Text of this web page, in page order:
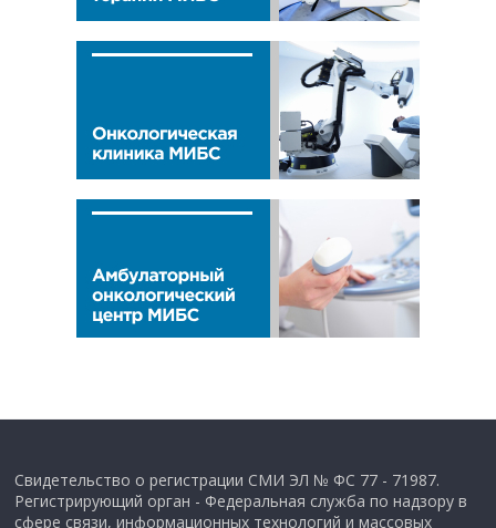
Свидетельство о регистрации СМИ ЭЛ № ФС 77 - 71987.
Регистрирующий орган - Федеральная служба по надзору в
сфере связи, информационных технологий и массовых